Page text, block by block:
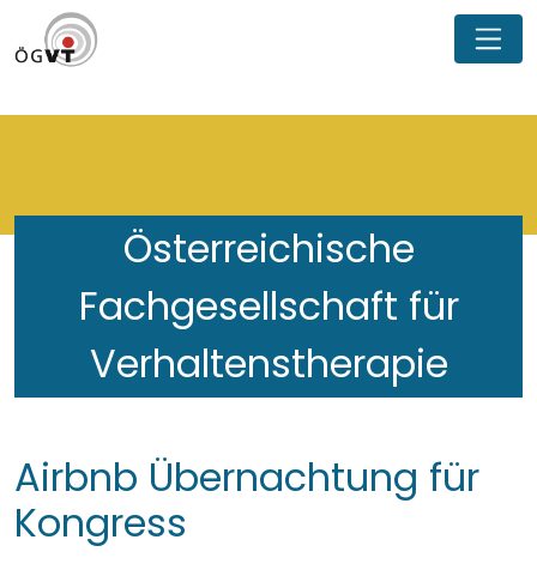
Österreichische
Fachgesellschaft für
Verhaltenstherapie
Airbnb Übernachtung für
Kongress